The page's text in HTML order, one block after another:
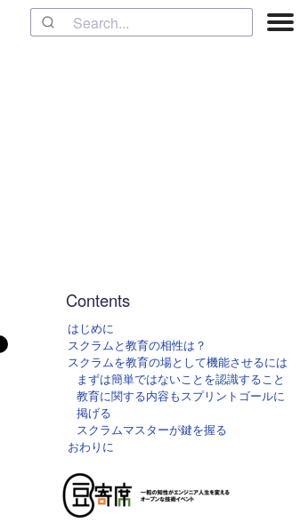
Contents
はじめに
スクラムと教育の相性は？
スクラムを教育の場として機能させるには
まずは簡単ではないことを認識すること
教育に関する内容もスプリントゴールに
掲げる
スクラムマスターが鍵を握る
おわりに